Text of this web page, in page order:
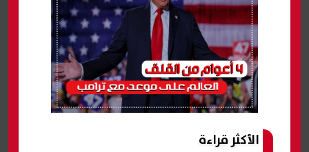
الأكثر قراءة